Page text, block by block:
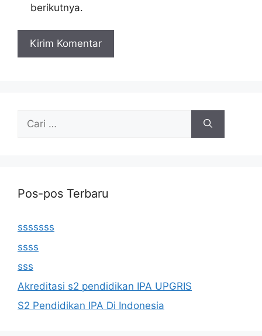
berikutnya.
Cari
Pos-pos Terbaru
sssssss
ssss
sss
Akreditasi s2 pendidikan IPA UPGRIS
S2 Pendidikan IPA Di Indonesia